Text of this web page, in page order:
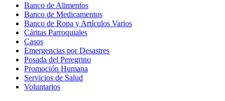
Banco de Alimentos
Banco de Medicamentos
Banco de Ropa y Artículos Varios
Cáritas Parroquiales
Casos
Emergencias por Desastres
Posada del Peregrino
Promoción Humana
Servicios de Salud
Voluntarios